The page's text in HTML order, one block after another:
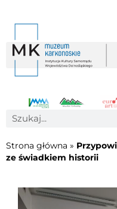
Strona główna »
ze świadkiem historii